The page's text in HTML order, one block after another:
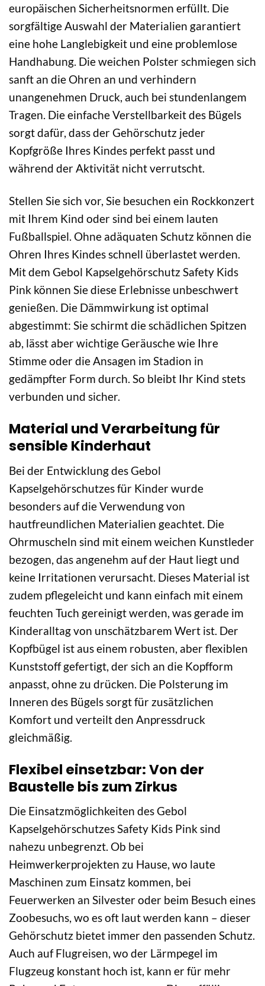
europäischen Sicherheitsnormen erfüllt. Die
sorgfältige Auswahl der Materialien garantiert
eine hohe Langlebigkeit und eine problemlose
Handhabung. Die weichen Polster schmiegen sich
sanft an die Ohren an und verhindern
unangenehmen Druck, auch bei stundenlangem
Tragen. Die einfache Verstellbarkeit des Bügels
sorgt dafür, dass der Gehörschutz jeder
Kopfgröße Ihres Kindes perfekt passt und
während der Aktivität nicht verrutscht.
Stellen Sie sich vor, Sie besuchen ein Rockkonzert
mit Ihrem Kind oder sind bei einem lauten
Fußballspiel. Ohne adäquaten Schutz können die
Ohren Ihres Kindes schnell überlastet werden.
Mit dem Gebol Kapselgehörschutz Safety Kids
Pink können Sie diese Erlebnisse unbeschwert
genießen. Die Dämmwirkung ist optimal
abgestimmt: Sie schirmt die schädlichen Spitzen
ab, lässt aber wichtige Geräusche wie Ihre
Stimme oder die Ansagen im Stadion in
gedämpfter Form durch. So bleibt Ihr Kind stets
verbunden und sicher.
Material und Verarbeitung für
sensible Kinderhaut
Bei der Entwicklung des Gebol
Kapselgehörschutzes für Kinder wurde
besonders auf die Verwendung von
hautfreundlichen Materialien geachtet. Die
Ohrmuscheln sind mit einem weichen Kunstleder
bezogen, das angenehm auf der Haut liegt und
keine Irritationen verursacht. Dieses Material ist
zudem pflegeleicht und kann einfach mit einem
feuchten Tuch gereinigt werden, was gerade im
Kinderalltag von unschätzbarem Wert ist. Der
Kopfbügel ist aus einem robusten, aber flexiblen
Kunststoff gefertigt, der sich an die Kopfform
anpasst, ohne zu drücken. Die Polsterung im
Inneren des Bügels sorgt für zusätzlichen
Komfort und verteilt den Anpressdruck
gleichmäßig.
Flexibel einsetzbar: Von der
Baustelle bis zum Zirkus
Die Einsatzmöglichkeiten des Gebol
Kapselgehörschutzes Safety Kids Pink sind
nahezu unbegrenzt. Ob bei
Heimwerkerprojekten zu Hause, wo laute
Maschinen zum Einsatz kommen, bei
Feuerwerken an Silvester oder beim Besuch eines
Zoobesuchs, wo es oft laut werden kann – dieser
Gehörschutz bietet immer den passenden Schutz.
Auch auf Flugreisen, wo der Lärmpegel im
Flugzeug konstant hoch ist, kann er für mehr